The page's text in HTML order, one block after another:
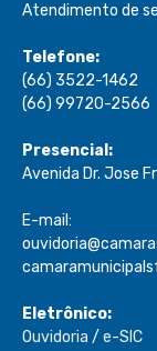
Atendimento de
Telefone:
(66) 3522-1462
(66) 99720-2566
Presencial:
Avenida Dr. Jose
E-mail:
Eletrônico:
Ouvidoria / e-SIC